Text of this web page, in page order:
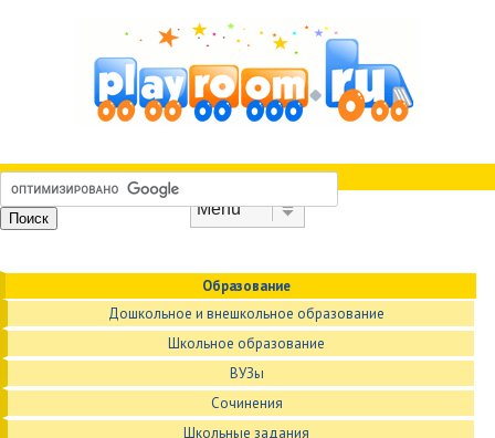
Образование
Дошкольное и внешкольное образование
Школьное образование
ВУЗы
Сочинения
Школьные задания